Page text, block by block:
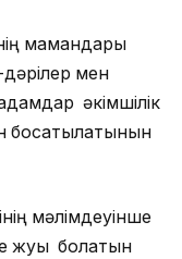
мамандары
мен
әкімшілік
босатылатынын
мәлімдеуінше
жуық болатын